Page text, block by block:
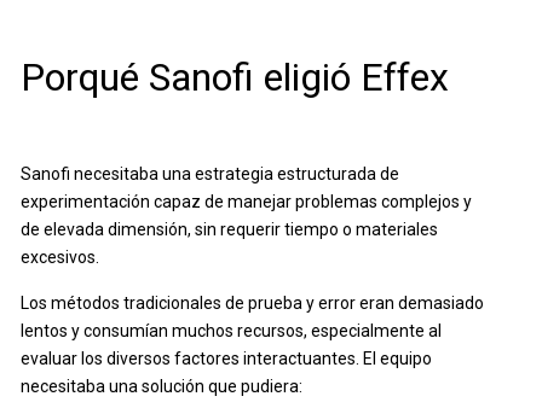
Porqué Sanofi eligió Effex
Sanofi necesitaba una estrategia estructurada de
experimentación capaz de manejar problemas complejos y
de elevada dimensión, sin requerir tiempo o materiales
excesivos.
Los métodos tradicionales de prueba y error eran demasiado
lentos y consumían muchos recursos, especialmente al
evaluar los diversos factores interactuantes. El equipo
necesitaba una solución que pudiera: